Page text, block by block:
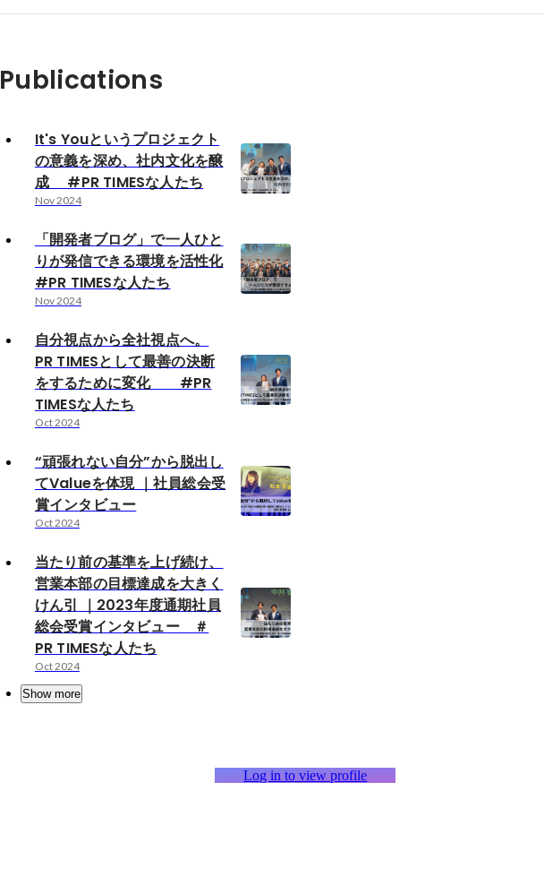
Publications
It's Youというプロジェクト
の意義を深め、社内文化を醸
成 #PR TIMESな人たち
Nov 2024
「開発者ブログ」で一人ひと
りが発信できる環境を活性化
#PR TIMESな人たち
Nov 2024
自分視点から全社視点へ。
PR TIMESとして最善の決断
をするために変化 #PR
TIMESな人たち
Oct 2024
“頑張れない自分”から脱出し
てValueを体現 ｜社員総会受
賞インタビュー
Oct 2024
当たり前の基準を上げ続け、
営業本部の目標達成を大きく
けん引 ｜2023年度通期社員
総会受賞インタビュー ＃
PR TIMESな人たち
Oct 2024
Show more
Log in to view profile